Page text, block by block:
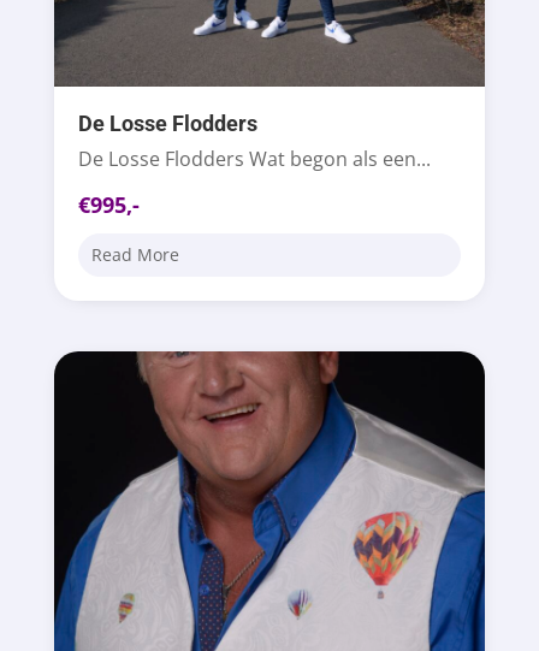
De Losse Flodders
De Losse Flodders Wat begon als een...
€995,-
Read More